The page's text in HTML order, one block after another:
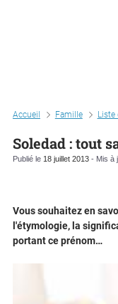
Accueil Famille Liste
Soledad : tout
Publié le 18 juillet 2013 - Mis à
Vous souhaitez en
l'étymologie, la
portant ce prénom…